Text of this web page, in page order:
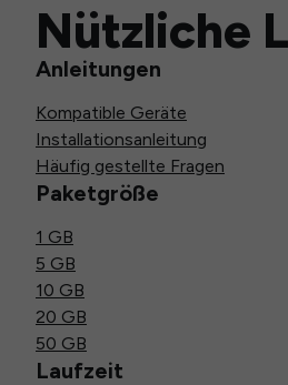
Nützliche
Anleitungen
Kompatible Geräte
Installationsanleitung
Häufig gestellte Fragen
Paketgröße
1 GB
5 GB
10 GB
20 GB
50 GB
Laufzeit